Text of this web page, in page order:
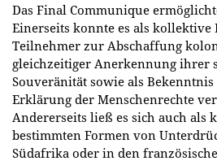
Das Final Communique
Einerseits konnte es als kollektive
Teilnehmer zur Abschaffung
gleichzeitiger Anerkennung ihrer
Souveränität sowie als
Erklärung der Menschenrechte
Andererseits ließ es sich auch als
bestimmten Formen von
Südafrika oder in den